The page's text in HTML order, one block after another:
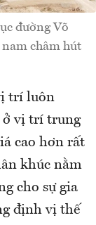
đường Võ
nam châm hút
trí luôn
ở vị trí trung
cao hơn rất
khúc nằm
cho sự gia
định vị thế